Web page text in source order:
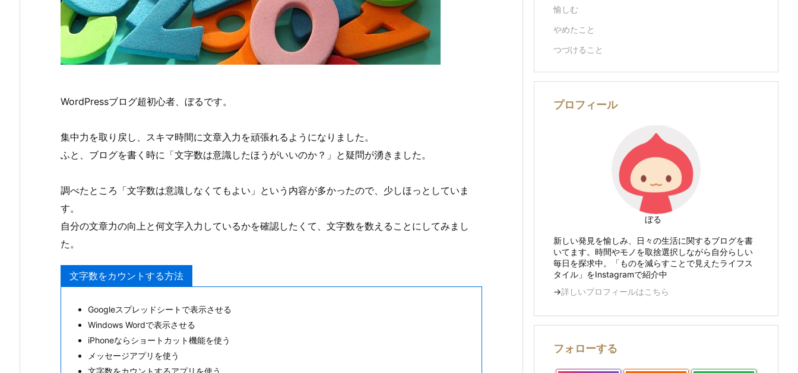
WordPressブログ超初心者、ぼるです。
集中力を取り戻し、スキマ時間に文章入力を頑張れるようになりました。
ふと、ブログを書く時に「文字数は意識したほうがいいのか？」と疑問が湧きました。
調べたところ「文字数は意識しなくてもよい」という内容が多かったので、少しほっとしていま
す。
自分の文章力の向上と何文字入力しているかを確認したくて、文字数を数えることにしてみまし
た。
文字数をカウントする方法
Googleスプレッドシートで表示させる
Windows Wordで表示させる
iPhoneならショートカット機能を使う
メッセージアプリを使う
愉しむ
やめたこと
つづけること
プロフィール
ぼる
新しい発見を愉しみ、日々の生活に関するブログを書
いてます。時間やモノを取捨選択しながら自分らしい
毎日を探求中。「ものを減らすことで見えたライフス
タイル」をInstagramで紹介中
→詳しいプロフィールはこちら
フォローする